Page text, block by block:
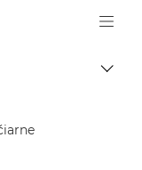
Logo, back to